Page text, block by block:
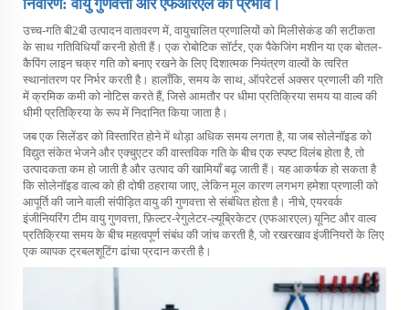
निवारण: वायु गुणवत्ता और एफआरएल का प्रभाव।
उच्च-गति बी2बी उत्पादन वातावरण में, वायुचालित प्रणालियों को मिलीसेकंड की सटीकता
के साथ गतिविधियाँ करनी होती हैं। एक रोबोटिक सॉर्टर, एक पैकेजिंग मशीन या एक बोतल-
कैपिंग लाइन चक्र गति को बनाए रखने के लिए दिशात्मक नियंत्रण वाल्वों के त्वरित
स्थानांतरण पर निर्भर करती है। हालाँकि, समय के साथ, ऑपरेटर्स अक्सर प्रणाली की गति
में क्रमिक कमी को नोटिस करते हैं, जिसे आमतौर पर धीमा प्रतिक्रिया समय या वाल्व की
धीमी प्रतिक्रिया के रूप में निदानित किया जाता है।
जब एक सिलेंडर को विस्तारित होने में थोड़ा अधिक समय लगता है, या जब सोलेनॉइड को
विद्युत संकेत भेजने और एक्चुएटर की वास्तविक गति के बीच एक स्पष्ट विलंब होता है, तो
उत्पादकता कम हो जाती है और उत्पाद की खामियाँ बढ़ जाती हैं। यह आकर्षक हो सकता है
कि सोलेनॉइड वाल्व को ही दोषी ठहराया जाए, लेकिन मूल कारण लगभग हमेशा प्रणाली को
आपूर्ति की जाने वाली संपीड़ित वायु की गुणवत्ता से संबंधित होता है। नीचे, एयरवर्क
इंजीनियरिंग टीम वायु गुणवत्ता, फ़िल्टर-रेगुलेटर-ल्यूब्रिकेटर (एफआरएल) यूनिट और वाल्व
प्रतिक्रिया समय के बीच महत्वपूर्ण संबंध की जांच करती है, जो रखरखाव इंजीनियरों के लिए
एक व्यापक ट्रबलशूटिंग ढांचा प्रदान करती है।